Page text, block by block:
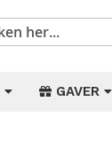
GAVER